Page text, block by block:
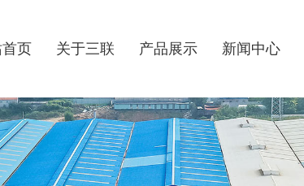
页 关于三联 产品展示 新闻中心